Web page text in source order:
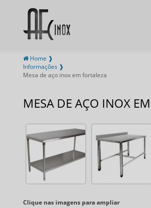
Home ❱
Informações ❱
Mesa de aço inox em fortaleza
MESA DE AÇO INOX
Clique nas imagens para ampliar